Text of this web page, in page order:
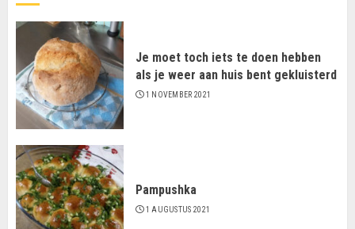
Je moet toch iets te doen hebben
als je weer aan huis bent gekluisterd
1 NOVEMBER 2021
Pampushka
1 AUGUSTUS 2021